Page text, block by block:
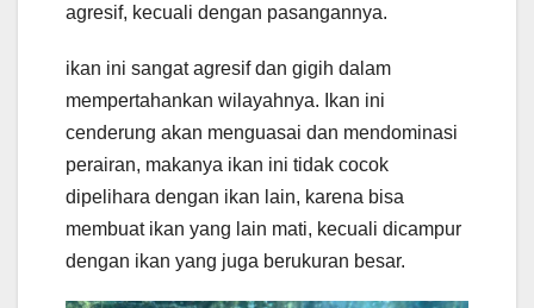
agresif, kecuali dengan pasangannya.
ikan ini sangat agresif dan gigih dalam
mempertahankan wilayahnya. Ikan ini
cenderung akan menguasai dan mendominasi
perairan, makanya ikan ini tidak cocok
dipelihara dengan ikan lain, karena bisa
membuat ikan yang lain mati, kecuali dicampur
dengan ikan yang juga berukuran besar.